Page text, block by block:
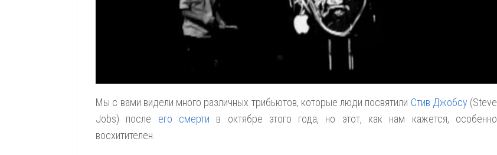
Мы с вами видели много различных трибьютов, которые люди посвятили Стив Джобсу (Steve
Jobs) после его смерти в октябре этого года, но этот, как нам кажется, особенно
восхитителен.